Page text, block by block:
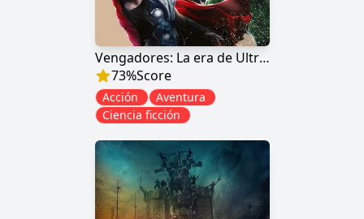
Vengadores: La era de Ultrón
73%Score
Acción
Aventura
Ciencia ficción